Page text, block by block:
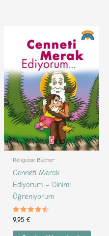
Religiöse Bücher
Cenneti Merak
Ediyorum – Dinimi
Öğreniyorum
Bewertet
mit
4.38
9,95 €